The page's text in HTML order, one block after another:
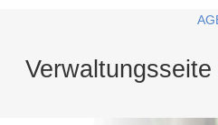
Verwaltungsseite